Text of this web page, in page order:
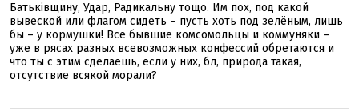
Батькiвщину, Удар, Радикальну тощо. Им пох, под какой
вывеской или флагом сидеть – пусть хоть под зелёным, лишь
бы – у кормушки! Все бывшие комсомольцы и коммуняки –
уже в рясах разных всевозможных конфессий обретаются и
что ты с этим сделаешь, если у них, бл, природа такая,
отсутствие всякой морали?